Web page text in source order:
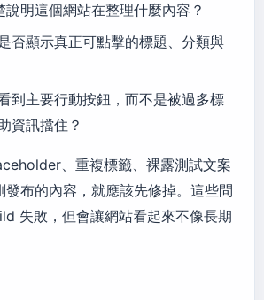
明這個網站在整理什麼內容？
否顯示真正可點擊的標題、分類與
到主要行動按鈕，而不是被過多標
資訊擋住？
、重複標籤、裸露測試文案
發布的內容，就應該先修掉。這些問
失敗，但會讓網站看起來不像長期